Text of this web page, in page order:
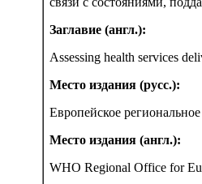
Заглавие (англ.):
Assessing health services
Место издания (русс.):
Европейское
Место издания (англ.):
WHO Regional Office for